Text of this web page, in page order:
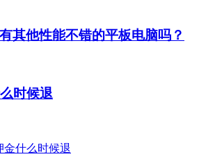
其他性能不错的平板电脑吗？
时候退